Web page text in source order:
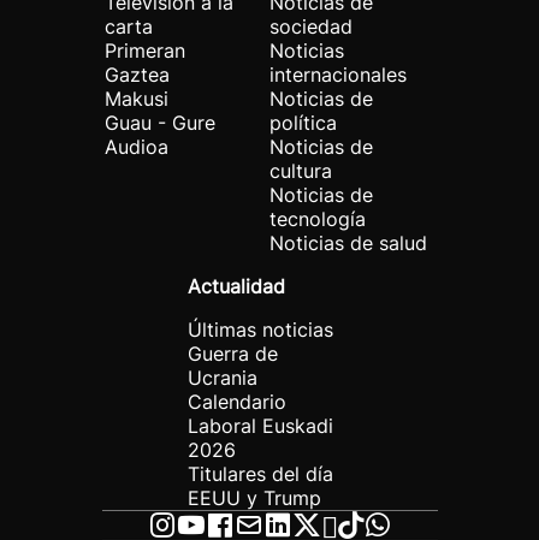
carta
Primeran
Gaztea
Makusi
Guau - Gure
Audioa
sociedad
Noticias
internacionales
Noticias de
política
Noticias de
cultura
Noticias de
tecnología
Noticias de salud
Actualidad
Últimas noticias
Guerra de
Ucrania
Calendario
Laboral Euskadi
2026
Titulares del día
EEUU y Trump